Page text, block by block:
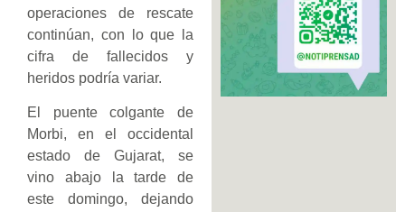
operaciones de rescate
continúan, con lo que la
cifra de fallecidos y
heridos podría variar.
El puente colgante de
Morbi, en el occidental
estado de Gujarat, se
vino abajo la tarde de
este domingo, dejando